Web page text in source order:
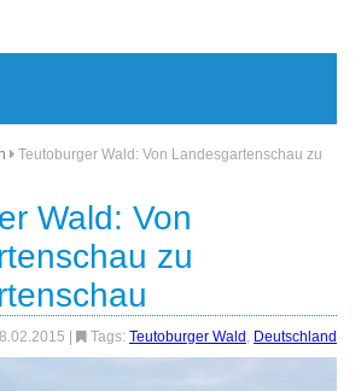
Teutoburger Wald: Von Landesgartenschau zu
Wald: Von
zu
Tags: Teutoburger Wald , Deutschland